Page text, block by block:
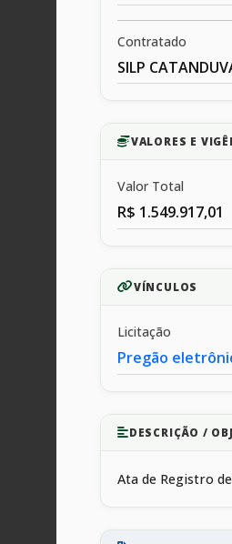
Contratado
SILP
VALORES E
Valor Total
R$ 1.549.917,01
VÍNCULOS
Licitação
Pregão
DESCRIÇÃO /
Ata de Registro